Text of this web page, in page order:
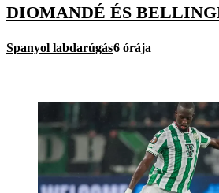
DIOMANDÉ ÉS
Spanyol labdarúgás6 órája